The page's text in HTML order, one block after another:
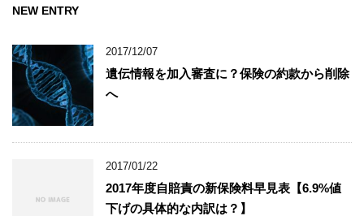
NEW ENTRY
2017/12/07
遺伝情報を加入審査に？保険の約款から削除
へ
2017/01/22
2017年度自賠責の新保険料早見表【6.9%値
下げの具体的な内訳は？】